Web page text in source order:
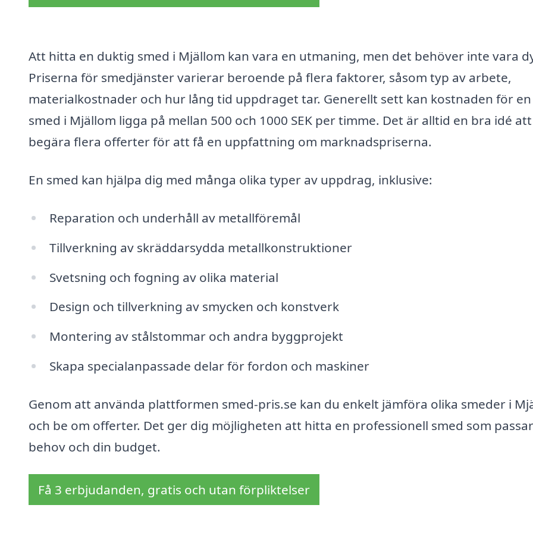
Att hitta en duktig smed i Mjällom kan vara en utmaning, men det behöver inte vara
Priserna för smedjänster varierar beroende på flera faktorer, såsom typ av arbete,
materialkostnader och hur lång tid uppdraget tar. Generellt sett kan kostnaden för en
smed i Mjällom ligga på mellan 500 och 1000 SEK per timme. Det är alltid en bra idé att
begära flera offerter för att få en uppfattning om marknadspriserna.
En smed kan hjälpa dig med många olika typer av uppdrag, inklusive:
Reparation och underhåll av metallföremål
Tillverkning av skräddarsydda metallkonstruktioner
Svetsning och fogning av olika material
Design och tillverkning av smycken och konstverk
Montering av stålstommar och andra byggprojekt
Skapa specialanpassade delar för fordon och maskiner
Genom att använda plattformen smed-pris.se kan du enkelt jämföra olika smeder i
och be om offerter. Det ger dig möjligheten att hitta en professionell smed som
behov och din budget.
Få 3 erbjudanden, gratis och utan förpliktelser